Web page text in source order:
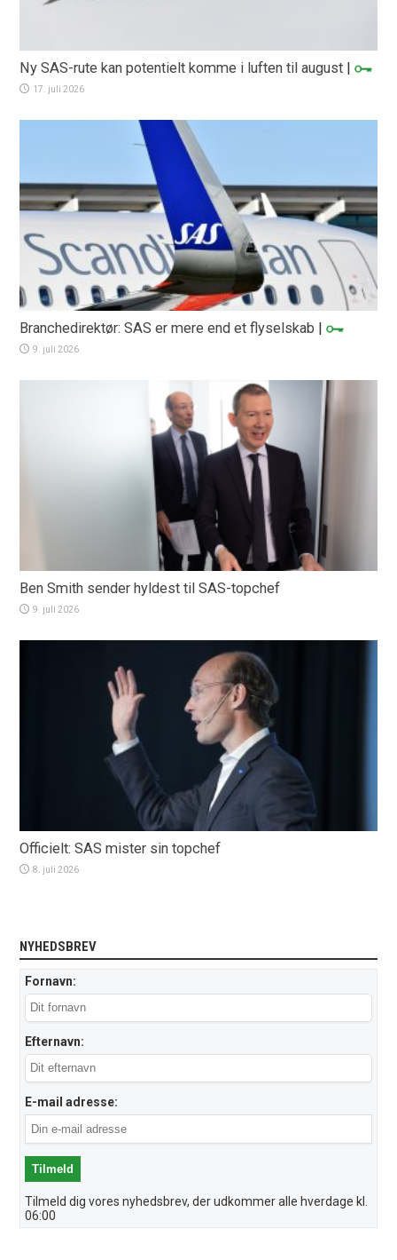
Ny SAS-rute kan potentielt komme i luften til august |
17. juli 2026
Branchedirektør: SAS er mere end et flyselskab |
9. juli 2026
Ben Smith sender hyldest til SAS-topchef
9. juli 2026
Officielt: SAS mister sin topchef
8. juli 2026
NYHEDSBREV
Fornavn:
Efternavn:
E-mail adresse:
Tilmeld dig vores nyhedsbrev, der udkommer alle hverdage kl.
06:00